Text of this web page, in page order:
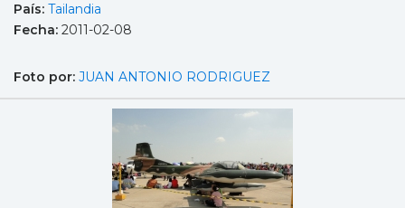
País: Tailandia
Fecha: 2011-02-08
Foto por: JUAN ANTONIO RODRIGUEZ